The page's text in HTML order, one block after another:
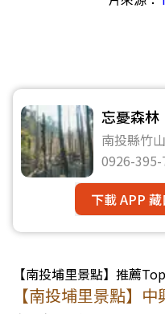
忘憂森林
南投縣竹
0926-395-
下載 APP
【南投埔里景點】推薦
【南投埔里景點】